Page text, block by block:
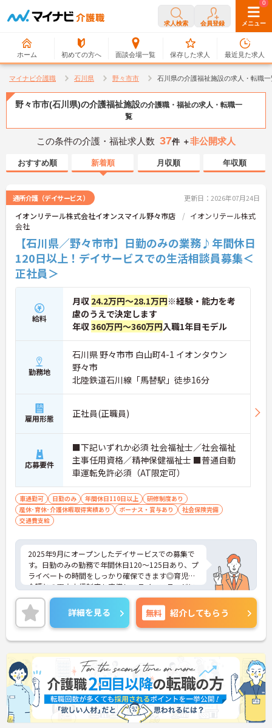
求人検索 会員登録 メニュー
ホーム 初めての方へ 面談会場一覧
0
保存した求人
0
最近見た求人
マイナビ介護職 石川県 野々市市 石川県の介護福祉施設の求人・転職一
野々市市(石川県)の介護福祉施設の介護職・福祉の求人・転職一
覧
この条件の介護・福祉求人数 37件 ＋非公開求人
おすすめ順 新着順 月収順 年収順
通所介護（デイサービス） 更新日：2026年07月24日
イオンリテール株式会社イオンスマイル野々市店
イオンリテール株式
会社
【石川県／野々市市】日勤のみの業務♪年間休日
120日以上！デイサービスでの生活相談員募集＜
正社員＞
給料
月収 24.2万円～28.1万円※経験・能力を考
慮のうえで決定します
年収360万円～360万円入職1年目モデル
勤務地
石川県 野々市市 白山町4-1 イオンタウン
野々市
北陸鉄道石川線「馬替駅」徒歩16分
雇用形態 正社員(正職員)
応募要件
■下記いずれか必須 社会福祉士／社会福祉
主事任用資格／精神保健福祉士 ■普通自動
車運転免許必須（AT限定可）
車通勤可 日勤のみ 年間休日110日以上
研修制度あり
産休･育休･介護休暇取得実績あり
ボーナス・賞与あり
社会保険完備
交通費支給
2025年9月にオープンしたデイサービスでの募集で
す。日勤のみの勤務で年間休日120～125日あり、プ
ライベートの時間をしっかり確保できます◎育児・
介護との両立支援制度も完備し、ライフステージに
応じて安心して働けます！さらに、多彩な教育プロ
グラムでキャリアアップを全面サポート。長期的に
成長できる環境が整っています♪ご興味ある方は面
接ポイントをお伝えしますので、お気軽にご連絡く
ださい。
詳細を見る 無料 紹介してもらう